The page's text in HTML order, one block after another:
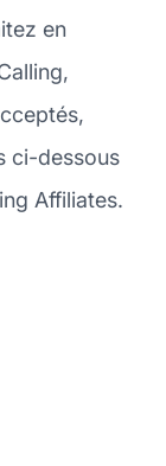
en
ci-dessous
Affiliates.